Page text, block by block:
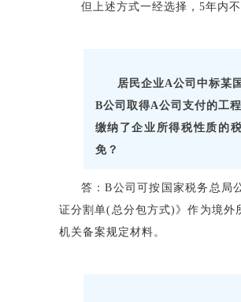
但上述方式一经选择，5年内不
居民企业A公司中标某
B公司取得A公司支付的工
缴纳了企业所得税性质的
免？
答：B公司可按国家税务总局
证分割单(总分包方式)》作为境外
机关备案规定材料。